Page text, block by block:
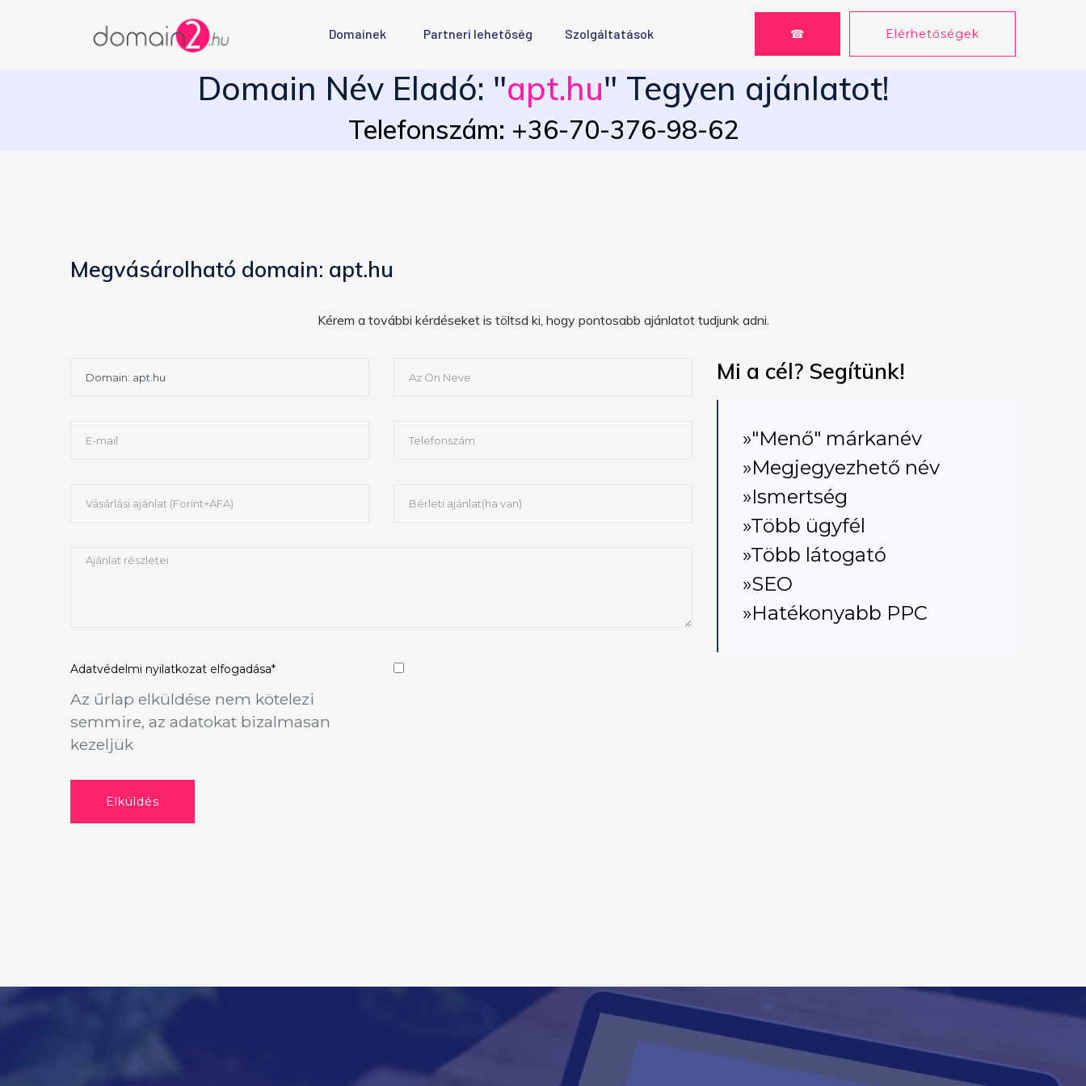
Domainek Partneri lehetőség Szolgáltatások ☎ Elérhetőségek
Domain Név Eladó: "apt.hu" Tegyen ajánlatot!
Telefonszám: +36-70-376-98-62
Megvásárolható domain: apt.hu
Kérem a további kérdéseket is töltsd ki, hogy pontosabb ajánlatot tudjunk adni.
Adatvédelmi nyilatkozat elfogadása*
Az űrlap elküldése nem kötelezi
semmire, az adatokat bizalmasan
kezeljük
Elküldés
Mi a cél? Segítünk!
»"Menő" márkanév
»Megjegyezhető név
»Ismertség
»Több ügyfél
»Több látogató
»SEO
»Hatékonyabb PPC